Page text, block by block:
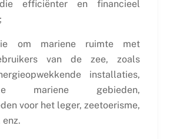
efficiënter en financieel
om mariene ruimte met
van de zee, zoals
installaties,
mariene gebieden,
voor het leger, zeetoerisme,
enz.